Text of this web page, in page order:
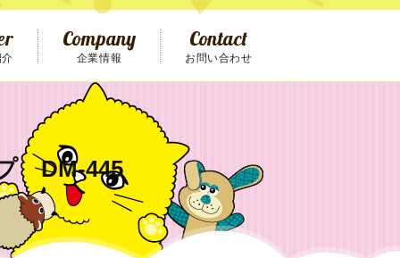
猫おもちゃ
Company
企業情報
Contact
お問い合わせ
DM-445